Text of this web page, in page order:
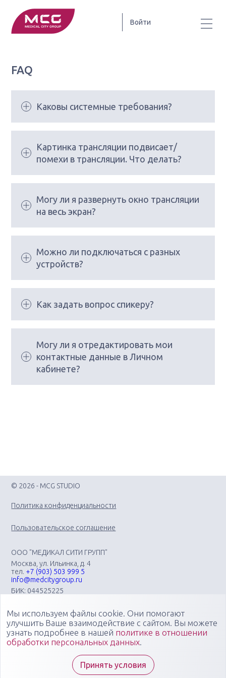
Войти
FAQ
Каковы системные требования?
Картинка трансляции подвисает/
помехи в трансляции. Что делать?
Могу ли я развернуть окно трансляции
на весь экран?
Можно ли подключаться с разных
устройств?
Как задать вопрос спикеру?
Могу ли я отредактировать мои
контактные данные в Личном
кабинете?
© 2026 - MCG STUDIO
Политика конфиденциальности
Пользовательское соглашение
ООО "МЕДИКАЛ СИТИ ГРУПП"
Москва, ул. Ильинка, д. 4
тел. +7 (903) 503 999 5
info@medcitygroup.ru
БИК: 044525225
Организация научно-практических медицинских
мероприятий различного профиля: конгрессов, форумов,
конференций, симпозиумов, вебинаров, мастер-классов в
очных, онлайн- и смешанных форматах, повышающих
Специалисты "Медикал Сити Групп" всегда готовы ответить
Мы используем файлы cookie. Они помогают
улучшить Ваше взаимодействие с сайтом. Вы можете
узнать подробнее в нашей политике в отношении
обработки персональных данных.
Принять условия